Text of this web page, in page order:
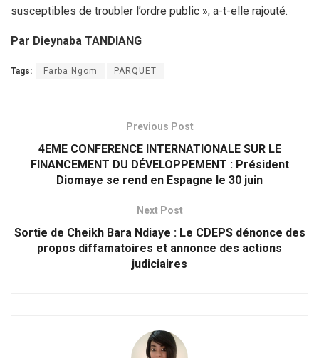
susceptibles de troubler l’ordre public », a-t-elle rajouté.
Par Dieynaba TANDIANG
Tags: Farba Ngom PARQUET
Previous Post
4EME CONFERENCE INTERNATIONALE SUR LE
FINANCEMENT DU DÉVELOPPEMENT : Président
Diomaye se rend en Espagne le 30 juin
Next Post
Sortie de Cheikh Bara Ndiaye : Le CDEPS dénonce des
propos diffamatoires et annonce des actions
judiciaires